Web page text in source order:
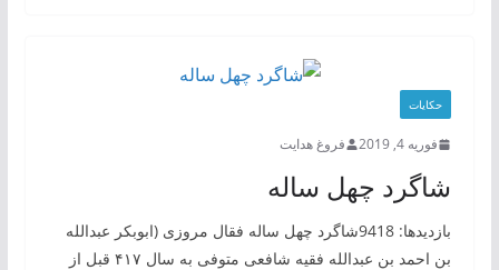
حکایات
فوریه 4, 2019 فروغ هدایت
شاگرد چهل ساله
بازدیدها: 9418شاگرد چهل ساله فقال مروزی (ابوبکر عبدالله
بن احمد بن عبدالله فقیه شافعی متوفی به سال ۴۱۷ قبل از